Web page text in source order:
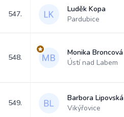
547.
Luděk Kopa
Pardubice
548.
Monika Broncová
Ústí nad Labem
549.
Barbora Lipovská
Vikýřovice